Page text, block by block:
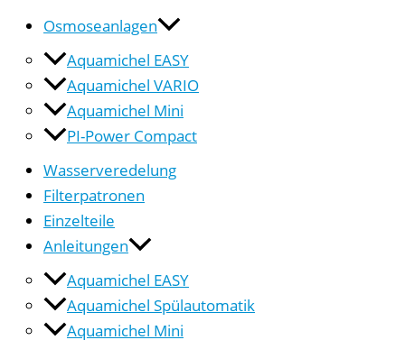
Osmoseanlagen
Aquamichel EASY
Aquamichel VARIO
Aquamichel Mini
PI-Power Compact
Wasserveredelung
Filterpatronen
Einzelteile
Anleitungen
Aquamichel EASY
Aquamichel Spülautomatik
Aquamichel Mini